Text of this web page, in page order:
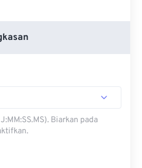
Biarkan pada